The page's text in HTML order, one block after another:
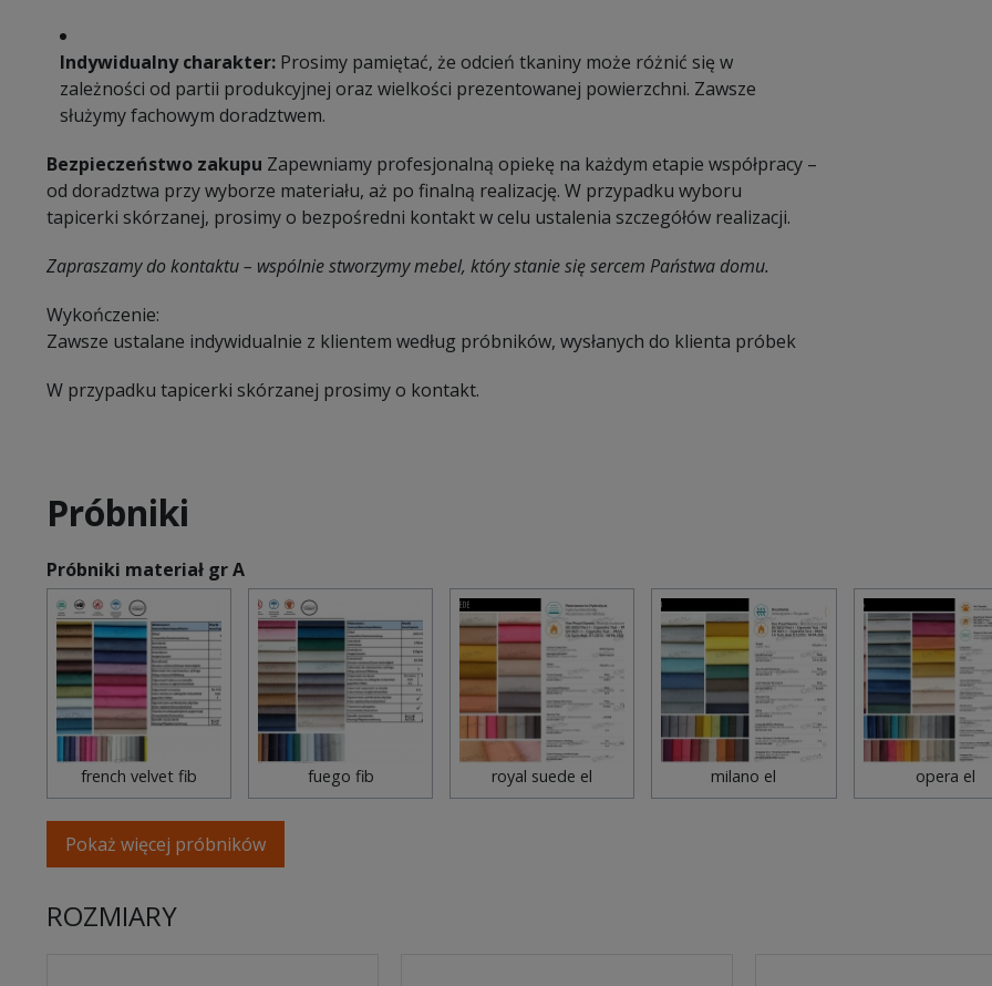
Indywidualny charakter: Prosimy pamiętać, że odcień tkaniny może różnić się w
zależności od partii produkcyjnej oraz wielkości prezentowanej powierzchni. Zawsze
służymy fachowym doradztwem.
Bezpieczeństwo zakupu Zapewniamy profesjonalną opiekę na każdym etapie współpracy –
od doradztwa przy wyborze materiału, aż po finalną realizację. W przypadku wyboru
tapicerki skórzanej, prosimy o bezpośredni kontakt w celu ustalenia szczegółów realizacji.
Zapraszamy do kontaktu – wspólnie stworzymy mebel, który stanie się sercem Państwa domu.
Wykończenie:
Zawsze ustalane indywidualnie z klientem według próbników, wysłanych do klienta próbek
W przypadku tapicerki skórzanej prosimy o kontakt.
Próbniki
Próbniki materiał gr A
french velvet fib fuego fib royal suede el milano el opera el
Pokaż więcej próbników
ROZMIARY